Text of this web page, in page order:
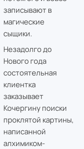
записывают в
магические
сыщики.
Незадолго до
Нового года
состоятельная
клиентка
заказывает
Кочергину поиски
проклятой картины,
написанной
алхимиком-